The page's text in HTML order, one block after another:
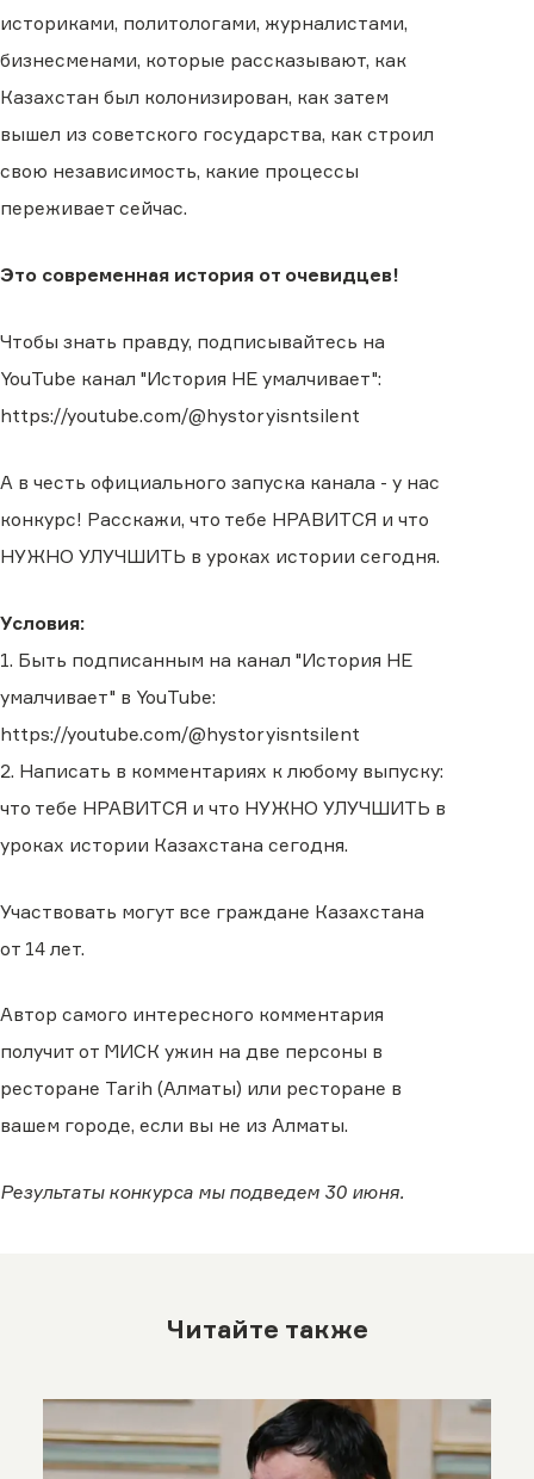
историками, политологами, журналистами,
бизнесменами, которые рассказывают, как
Казахстан был колонизирован, как затем
вышел из советского государства, как строил
свою независимость, какие процессы
переживает сейчас.
Это современная история от очевидцев!
Чтобы знать правду, подписывайтесь на
YouTube канал "История НЕ умалчивает":
https://youtube.com/@hystoryisntsilent
А в честь официального запуска канала - у нас
конкурс! Расскажи, что тебе НРАВИТСЯ и что
НУЖНО УЛУЧШИТЬ в уроках истории сегодня.
Условия:
1. Быть подписанным на канал "История НЕ
умалчивает" в YouTube:
https://youtube.com/@hystoryisntsilent
2. Написать в комментариях к любому выпуску:
что тебе НРАВИТСЯ и что НУЖНО УЛУЧШИТЬ в
уроках истории Казахстана сегодня.
Участвовать могут все граждане Казахстана
от 14 лет.
Автор самого интересного комментария
получит от МИСК ужин на две персоны в
ресторане Tarih (Алматы) или ресторане в
вашем городе, если вы не из Алматы.
Результаты конкурса мы подведем 30 июня.
Читайте также